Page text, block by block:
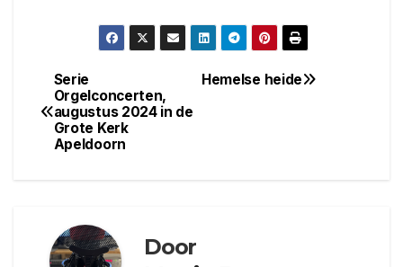
Bericht
navigatie
Hemelse heide
Serie
Orgelconcerten,
augustus 2024 in de
Grote Kerk
Apeldoorn
Door